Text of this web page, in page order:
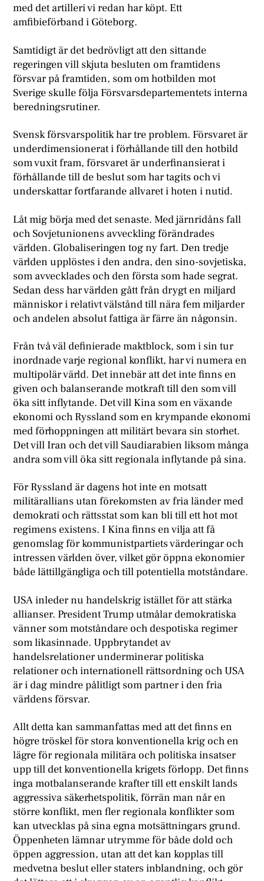
med det artilleri vi redan har köpt. Ett
amfibieförband i Göteborg.
Samtidigt är det bedrövligt att den sittande
regeringen vill skjuta besluten om framtidens
försvar på framtiden, som om hotbilden mot
Sverige skulle följa Försvarsdepartementets interna
beredningsrutiner.
Svensk försvarspolitik har tre problem. Försvaret är
underdimensionerat i förhållande till den hotbild
som vuxit fram, försvaret är underfinansierat i
förhållande till de beslut som har tagits och vi
underskattar fortfarande allvaret i hoten i nutid.
Låt mig börja med det senaste. Med järnridåns fall
och Sovjetunionens avveckling förändrades
världen. Globaliseringen tog ny fart. Den tredje
världen upplöstes i den andra, den sino-sovjetiska,
som avvecklades och den första som hade segrat.
Sedan dess har världen gått från drygt en miljard
människor i relativt välstånd till nära fem miljarder
och andelen absolut fattiga är färre än någonsin.
Från två väl definierade maktblock, som i sin tur
inordnade varje regional konflikt, har vi numera en
multipolär värld. Det innebär att det inte finns en
given och balanserande motkraft till den som vill
öka sitt inflytande. Det vill Kina som en växande
ekonomi och Ryssland som en krympande ekonomi
med förhoppningen att militärt bevara sin storhet.
Det vill Iran och det vill Saudiarabien liksom många
andra som vill öka sitt regionala inflytande på sina.
För Ryssland är dagens hot inte en motsatt
militärallians utan förekomsten av fria länder med
demokrati och rättsstat som kan bli till ett hot mot
regimens existens. I Kina finns en vilja att få
genomslag för kommunistpartiets värderingar och
intressen världen över, vilket gör öppna ekonomier
både lättillgängliga och till potentiella motståndare.
USA inleder nu handelskrig istället för att stärka
allianser. President Trump utmålar demokratiska
vänner som motståndare och despotiska regimer
som likasinnade. Uppbrytandet av
handelsrelationer underminerar politiska
relationer och internationell rättsordning och USA
är i dag mindre pålitligt som partner i den fria
världens försvar.
Allt detta kan sammanfattas med att det finns en
högre tröskel för stora konventionella krig och en
lägre för regionala militära och politiska insatser
upp till det konventionella krigets förlopp. Det finns
inga motbalanserande krafter till ett enskilt lands
aggressiva säkerhetspolitik, förrän man når en
större konflikt, men fler regionala konflikter som
kan utvecklas på sina egna motsättningars grund.
Öppenheten lämnar utrymme för både dold och
öppen aggression, utan att det kan kopplas till
medvetna beslut eller staters inblandning, och gör